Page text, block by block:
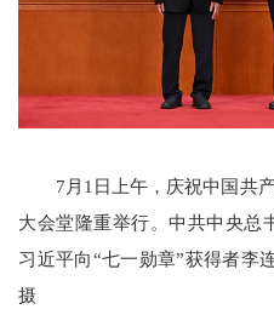
7月1日上午，庆祝中国共
大会堂隆重举行。中共中央总
习近平向“七一勋章”获得者李
摄